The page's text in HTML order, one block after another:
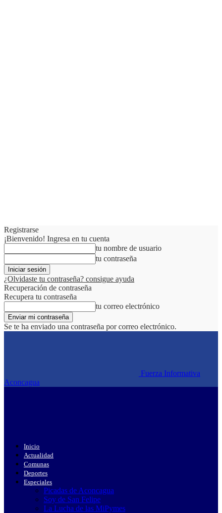
Registrarse
¡Bienvenido! Ingresa en tu cuenta
tu nombre de usuario
tu contraseña
¿Olvidaste tu contraseña? consigue ayuda
Recuperación de contraseña
Recupera tu contraseña
tu correo electrónico
Se te ha enviado una contraseña por correo electrónico.
Fuerza Informativa
Aconcagua
Inicio
Actualidad
Comunas
Deportes
Especiales
Picadas de Aconcagua
Soy de San Felipe
La Lucha de las MiPymes